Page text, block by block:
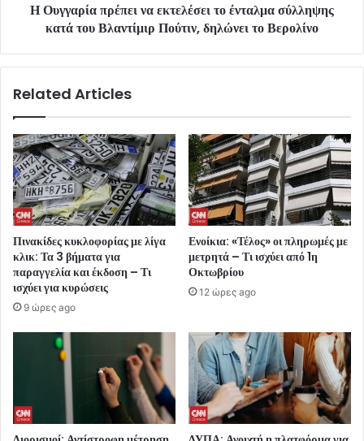
Η Ουγγαρία πρέπει να εκτελέσει το ένταλμα σύλληψης
κατά του Βλαντίμιρ Πούτιν, δηλώνει το Βερολίνο
Related Articles
Πινακίδες κυκλοφορίας με λίγα
κλικ: Τα 3 βήματα για
παραγγελία και έκδοση – Τι
ισχύει για κυρώσεις
9 ώρες ago
Ενοίκια: «Τέλος» οι πληρωμές με
μετρητά – Τι ισχύει από 1η
Οκτωβρίου
12 ώρες ago